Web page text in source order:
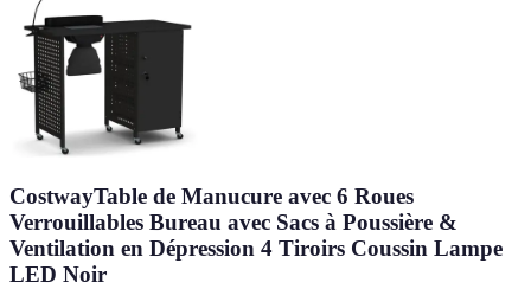
CostwayTable de Manucure avec 6 Roues
Verrouillables Bureau avec Sacs à Poussière &
Ventilation en Dépression 4 Tiroirs Coussin Lampe
LED Noir